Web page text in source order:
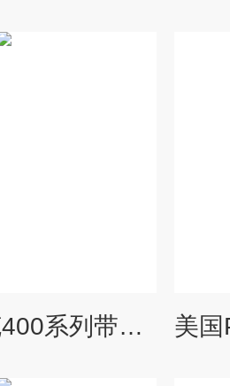
PARKER派克400系列带加热过滤器头部